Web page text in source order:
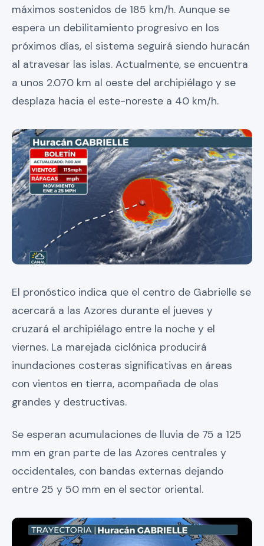
máximos sostenidos de 185 km/h. Aunque se
espera un debilitamiento progresivo en los
próximos días, el sistema seguirá siendo huracán
al atravesar las islas. Actualmente, se encuentra
a unos 2.070 km al oeste del archipiélago y se
desplaza hacia el este-noreste a 40 km/h.
El pronóstico indica que el centro de Gabrielle se
acercará a las Azores durante el jueves y
cruzará el archipiélago entre la noche y el
viernes. La marejada ciclónica producirá
inundaciones costeras significativas en áreas
con vientos en tierra, acompañada de olas
grandes y destructivas.
Se esperan acumulaciones de lluvia de 75 a 125
mm en gran parte de las Azores centrales y
occidentales, con bandas externas dejando
entre 25 y 50 mm en el sector oriental.